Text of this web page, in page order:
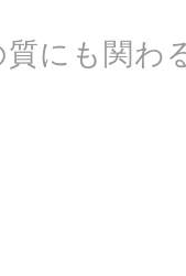
にも関わ